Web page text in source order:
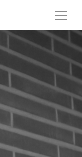
메뉴 열기